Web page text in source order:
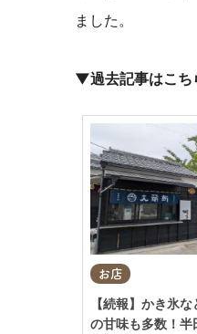
ました。
▼過去記事はこち
お店
【続報】かき氷
の甘味も多数！半